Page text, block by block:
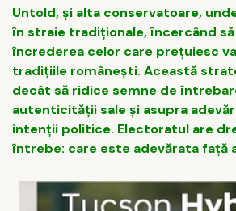
Untold, și alta conservatoare,
în straie tradiționale, încercând
încrederea celor care prețuiesc
tradițiile românești. Această
decât să ridice semne de
autenticității sale și asupra
intenții politice. Electoratul are
întrebe: care este adevărata față